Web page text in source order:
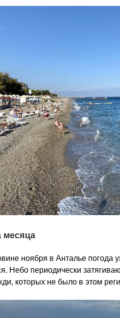
месяца
ноября в Анталье погода
Небо периодически
которых не было в этом